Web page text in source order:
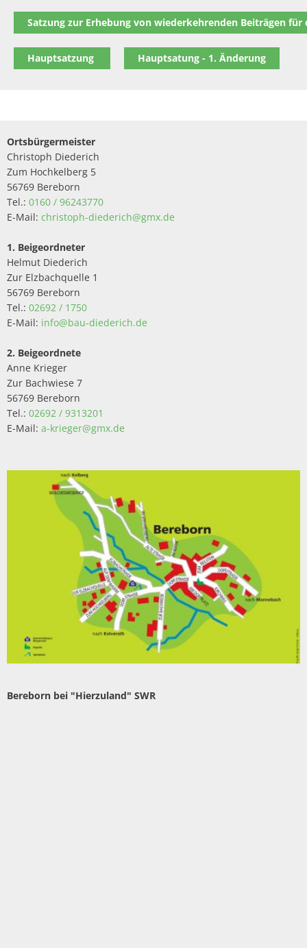
Satzung zur Erhebung von wiederkehrenden Beiträgen
Hauptsatzung Hauptsatung - 1. Änderung
Ortsbürgermeister
Christoph Diederich
Zum Hochkelberg 5
56769 Bereborn
Tel.: 0160 / 96243770
E-Mail: christoph-diederich@gmx.de
1. Beigeordneter
Helmut Diederich
Zur Elzbachquelle 1
56769 Bereborn
Tel.: 02692 / 1750
E-Mail: info@bau-diederich.de
2. Beigeordnete
Anne Krieger
Zur Bachwiese 7
56769 Bereborn
Tel.: 02692 / 9313201
E-Mail: a-krieger@gmx.de
Bereborn bei "Hierzuland" SWR